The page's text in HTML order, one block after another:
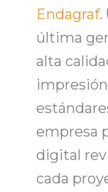
Endagraf.
última
alta
empresa
digital
cada